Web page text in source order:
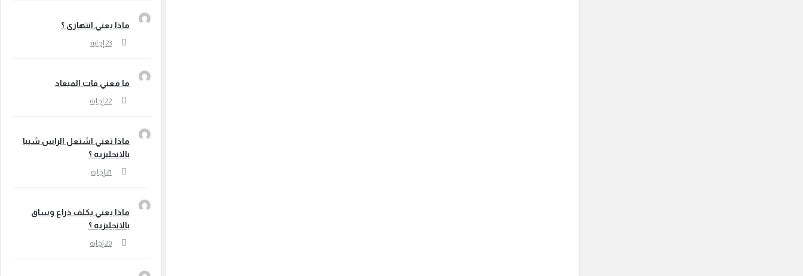
ماذا يعني انتهازى ؟
ما معني فات الميعاد
ماذا تعني اشتعل الراس شيبا
بالانجليزيه ؟
ماذا يعني يكلف ذراع وساق
بالانجليزيه ؟